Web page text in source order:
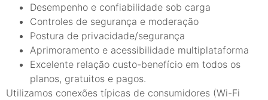
Desempenho e confiabilidade sob carga
Controles de segurança e moderação
Postura de privacidade/segurança
Aprimoramento e acessibilidade multiplataforma
Excelente relação custo-benefício em todos os
planos, gratuitos e pagos.
Utilizamos conexões típicas de consumidores (Wi-Fi